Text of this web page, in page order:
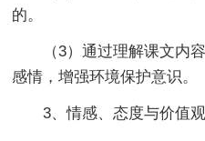
的。
（3）通过理解课文内
感情，增强环境保护意识。
3、情感、态度与价值观